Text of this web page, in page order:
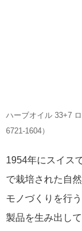
ハーブオイル 33+7
6721-1604）
1954年にスイス
で栽培された自
モノづくりを行
製品を生み出して